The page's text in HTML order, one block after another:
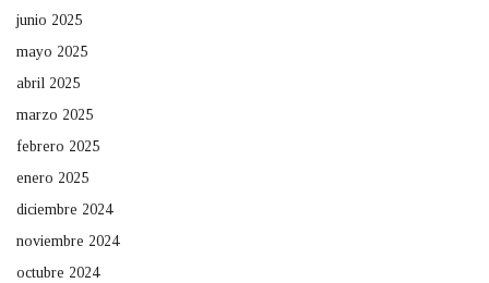
junio 2025
mayo 2025
abril 2025
marzo 2025
febrero 2025
enero 2025
diciembre 2024
noviembre 2024
octubre 2024